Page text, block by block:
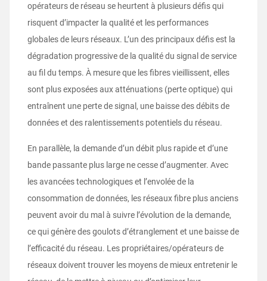
opérateurs de réseau se heurtent à plusieurs défis qui
risquent d’impacter la qualité et les performances
globales de leurs réseaux. L’un des principaux défis est la
dégradation progressive de la qualité du signal de service
au fil du temps. À mesure que les fibres vieillissent, elles
sont plus exposées aux atténuations (perte optique) qui
entraînent une perte de signal, une baisse des débits de
données et des ralentissements potentiels du réseau.
En parallèle, la demande d’un débit plus rapide et d’une
bande passante plus large ne cesse d’augmenter. Avec
les avancées technologiques et l’envolée de la
consommation de données, les réseaux fibre plus anciens
peuvent avoir du mal à suivre l’évolution de la demande,
ce qui génère des goulots d’étranglement et une baisse de
l’efficacité du réseau. Les propriétaires/opérateurs de
réseaux doivent trouver les moyens de mieux entretenir le